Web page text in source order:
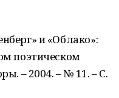
и «Облако»:
поэтическом
– 2004. – № 11. – С.